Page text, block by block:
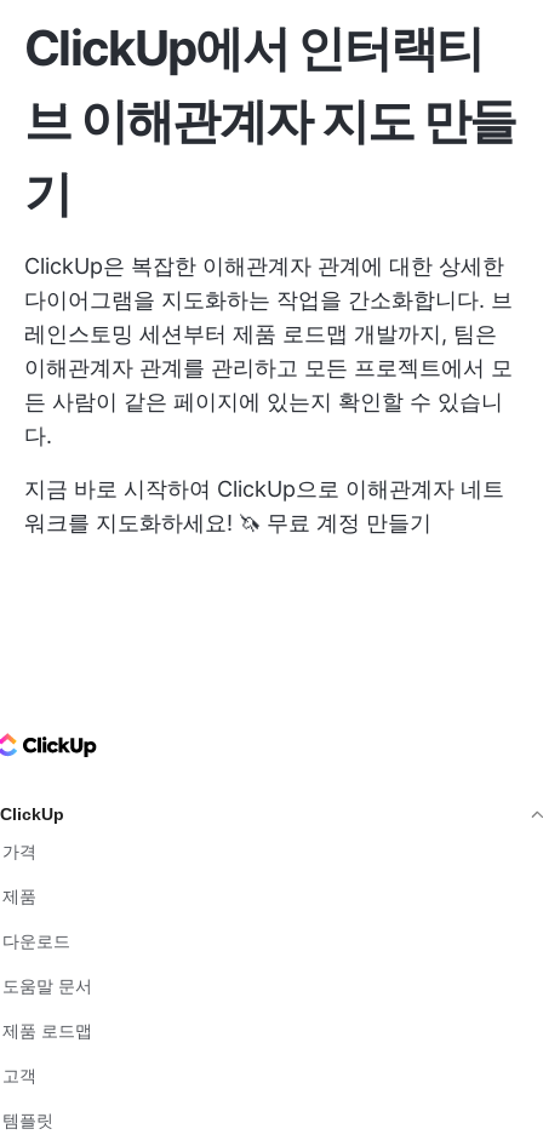
ClickUp에서 인터랙티
브 이해관계자 지도 만들
기
ClickUp은 복잡한 이해관계자 관계에 대한 상세한
다이어그램을 지도화하는 작업을 간소화합니다. 브
레인스토밍 세션부터 제품 로드맵 개발까지, 팀은
이해관계자 관계를 관리하고 모든 프로젝트에서 모
든 사람이 같은 페이지에 있는지 확인할 수 있습니
다.
지금 바로 시작하여 ClickUp으로 이해관계자 네트
워크를 지도화하세요! 🦄 무료 계정 만들기
Logo
ClickUp
가격
제품
다운로드
도움말 문서
제품 로드맵
고객
템플릿